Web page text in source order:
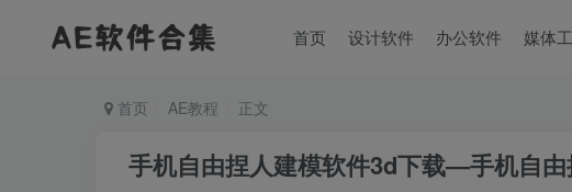
首页 设计软件 办公软件 媒体
首页 AE教程 正文
手机自由捏人建模软件3d下载—手机自